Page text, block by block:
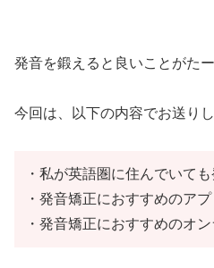
発音を鍛えると良いことがた
今回は、以下の内容でお送りし
・私が英語圏に住んでいて
・発音矯正におすすめのアプ
・発音矯正におすすめのオ